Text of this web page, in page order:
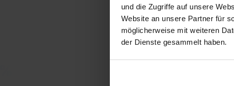
und die Zugriffe auf unsere
Website an unsere Partner für
möglicherweise mit weiteren
der Dienste gesammelt haben.